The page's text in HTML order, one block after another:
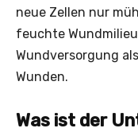
neue Zellen nur
feuchte
Wundversorgung
Wunden.
Was ist der